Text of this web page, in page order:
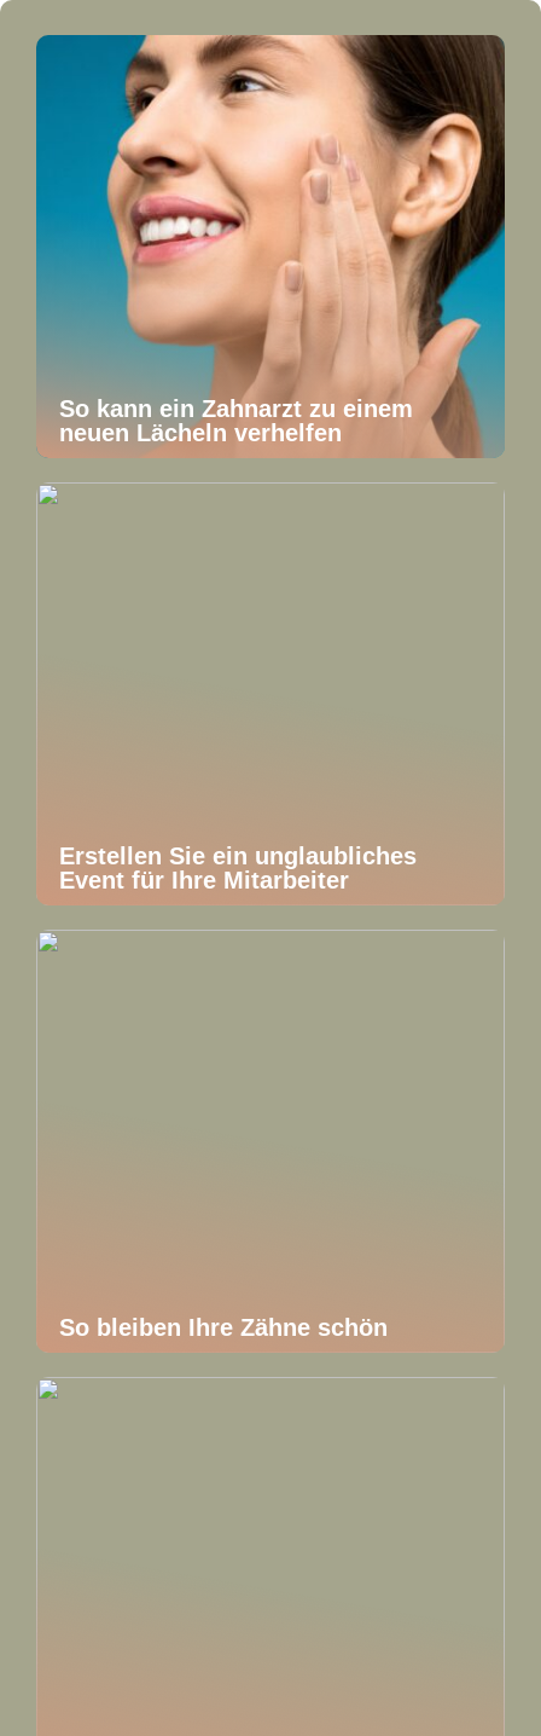
So kann ein Zahnarzt zu einem
neuen Lächeln verhelfen
Erstellen Sie ein unglaubliches
Event für Ihre Mitarbeiter
So bleiben Ihre Zähne schön